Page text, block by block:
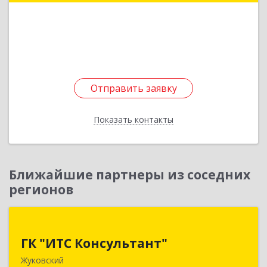
Отправить заявку
Показать контакты
Подробнее
Отправить заявку
Назад
Ближайшие партнеры из соседних
регионов
ГК "ИТС Консультант"
Жуковский
140181, Московская обл, Жуковский г,